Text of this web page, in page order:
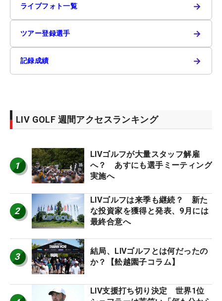
ライブフォト一覧 →
ツアー登録選手 →
記録成績 →
LIV GOLF 週間アクセスランキング
1
LIVゴルフが大量スタッフ解雇
へ？ あすにも選手ミーティング
実施へ
2
LIVゴルフは来季も継続？ 新た
な投資家を獲得と発表、9月には
最終合意へ
3
結局、LIVゴルフとは何だったの
か？【舩越園子コラム】
LIV支援打ち切り決定 世界1位